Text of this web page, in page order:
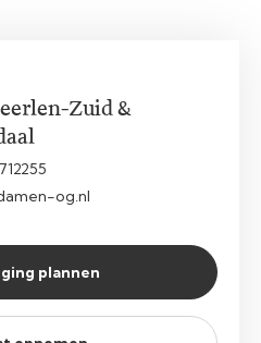
Zuid &
og.nl
plannen